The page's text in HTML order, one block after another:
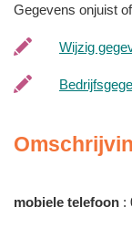
Gegevens onjuist
Wijzig
mobiele telefoon :